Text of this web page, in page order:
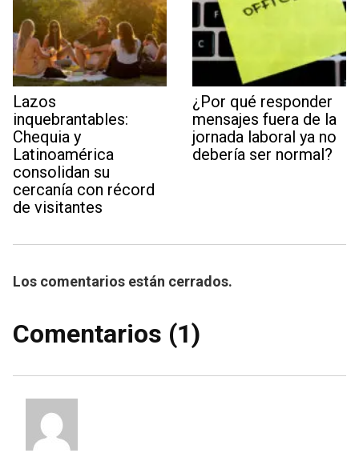
Lazos
inquebrantables:
Chequia y
Latinoamérica
consolidan su
cercanía con récord
de visitantes
¿Por qué responder
mensajes fuera de la
jornada laboral ya no
debería ser normal?
Los comentarios están cerrados.
Comentarios (1)